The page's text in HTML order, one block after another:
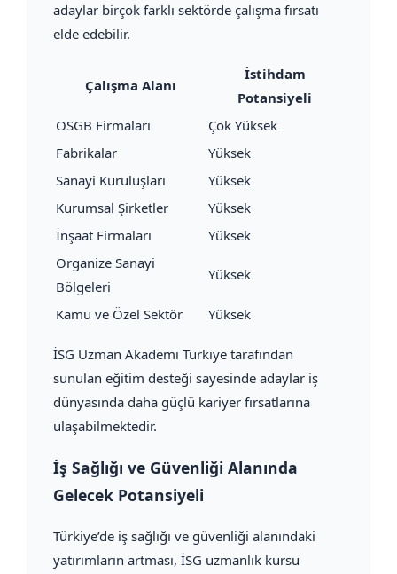
adaylar birçok farklı sektörde çalışma fırsatı
elde edebilir.
Çalışma Alanı
İstihdam
Potansiyeli
OSGB Firmaları
Çok Yüksek
Fabrikalar
Yüksek
Sanayi Kuruluşları
Yüksek
Kurumsal Şirketler
Yüksek
İnşaat Firmaları
Yüksek
Organize Sanayi
Bölgeleri
Yüksek
Kamu ve Özel Sektör Yüksek
İSG Uzman Akademi Türkiye tarafından
sunulan eğitim desteği sayesinde adaylar iş
dünyasında daha güçlü kariyer fırsatlarına
ulaşabilmektedir.
İş Sağlığı ve Güvenliği Alanında
Gelecek Potansiyeli
Türkiye’de iş sağlığı ve güvenliği alanındaki
yatırımların artması, İSG uzmanlık kursu